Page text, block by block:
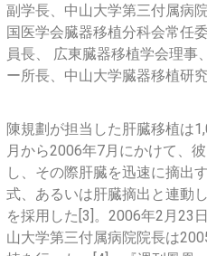
副学長、中山大学第三付属病
国医学会臓器移植分科会常任
員長、 広東臓器移植学会理事
ー所長、中山大学臓器移植研
陳規劃が担当した肝臓移植は
月から2006年7月にかけて、
し、その際肝臓を迅速に摘出
式、あるいは肝臓摘出と連動
を採用した[3]。2006年2月23
山大学第三付属病院院長は